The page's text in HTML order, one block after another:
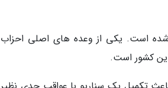
شده است. یکی از وعده های اصلی احزاب
این کشور است.